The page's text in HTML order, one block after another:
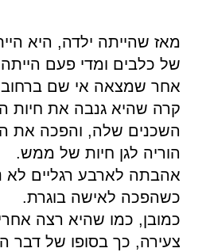
מאז שהייתה ילדה, היא
של כלבים ומדי פעם
אחר שמצאה אי שם
קרה שהיא גנבה את חיות
השכנים שלה, והפכה את
הוריה לגן חיות של ממש.
אהבתה לארבע רגליים לא
כשהפכה לאישה בוגרת.
כמובן, כמו שהיא רצה
צעירה, כך בסופו של דבר